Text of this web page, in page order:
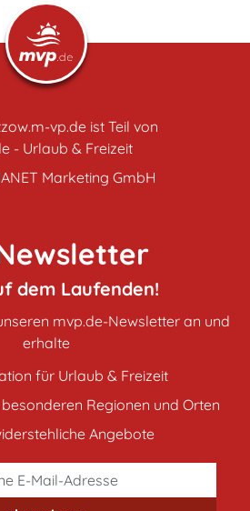
vp.de ist Teil von
- Urlaub & Freizeit
Marketing GmbH
dem Laufenden!
mvp.de-Newsletter an und
erhalte
für Urlaub & Freizeit
Regionen und Orten
Angebote